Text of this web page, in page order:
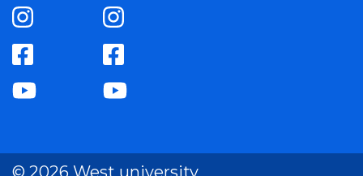
© 2026 West university